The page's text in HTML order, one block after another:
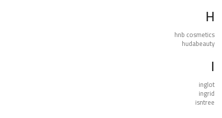
H
hnb cosmetics
hudabeauty
I
inglot
ingrid
isntree